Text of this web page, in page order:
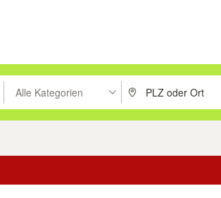
um zu suchen, oder Vorschläge mit den
Alle Kategorien PLZ oder Ort